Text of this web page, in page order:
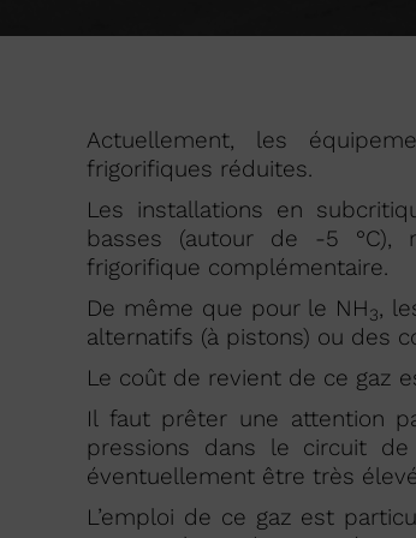
Actuellement, les
frigorifiques réduites.
Les installations en
basses (autour de -5 °C),
frigorifique complémentaire.
De même que pour le NH3,
alternatifs (à pistons) ou des
Le coût de revient de ce gaz
Il faut prêter une attention
pressions dans le circuit
éventuellement être très
L’emploi de ce gaz est